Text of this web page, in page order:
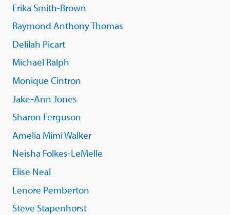
Erika Smith-Brown
Raymond Anthony Thomas
Delilah Picart
Michael Ralph
Monique Cintron
Jake-Ann Jones
Sharon Ferguson
Amelia Mimi Walker
Neisha Folkes-LeMelle
Elise Neal
Lenore Pemberton
Steve Stapenhorst